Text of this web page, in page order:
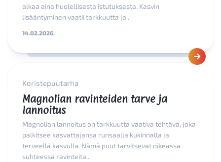
alkaa aina huolellisesta istutuksesta. Kasvin
lisääntyminen vaatii tarkkuutta ja...
14.02.2026.
Koristepuutarha
Magnolian ravinteiden tarve ja
lannoitus
Magnolian lannoitus on tarkkuutta vaativa tehtävä, joka
palkitsee kasvattajansa runsaalla kukinnalla ja
terveellä kasvulla. Nämä puut tarvitsevat oikeassa
suhteessa ravinteita...